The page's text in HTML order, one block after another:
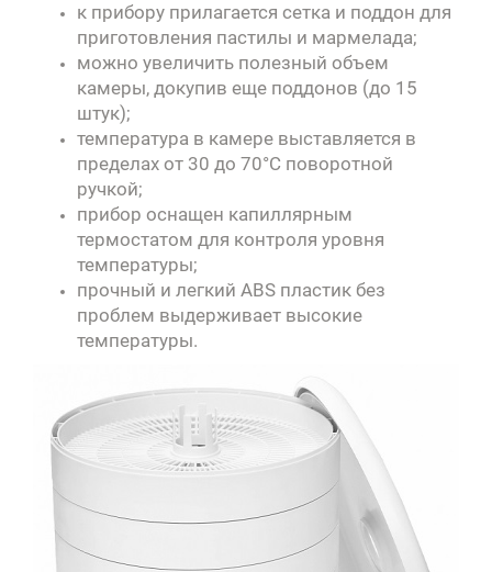
к прибору прилагается сетка и поддон для
приготовления пастилы и мармелада;
можно увеличить полезный объем
камеры, докупив еще поддонов (до 15
штук);
температура в камере выставляется в
пределах от 30 до 70°C поворотной
ручкой;
прибор оснащен капиллярным
термостатом для контроля уровня
температуры;
прочный и легкий ABS пластик без
проблем выдерживает высокие
температуры.